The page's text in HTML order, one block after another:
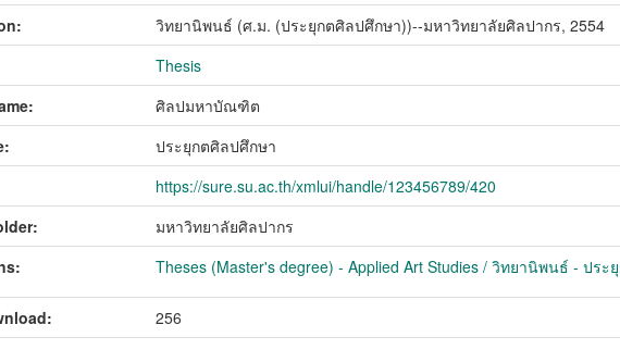
วิทยานิพนธ์ (ศ.ม. (ประยุกตศิลปศึกษา))--มหาวิทยาลัยศิลปากร, 2554
Thesis
ศิลปมหาบัณฑิต
ประยุกตศิลปศึกษา
https://sure.su.ac.th/xmlui/handle/123456789/420
มหาวิทยาลัยศิลปากร
Theses (Master's degree) - Applied Art Studies / วิทยานิพนธ์ - ประ
256